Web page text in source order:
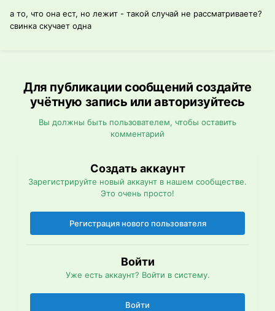
а то, что она ест, но лежит - такой случай не рассматриваете?
свинка скучает одна
Для публикации сообщений создайте
учётную запись или авторизуйтесь
Вы должны быть пользователем, чтобы оставить
комментарий
Создать аккаунт
Зарегистрируйте новый аккаунт в нашем сообществе.
Это очень просто!
Регистрация нового пользователя
Войти
Уже есть аккаунт? Войти в систему.
Войти